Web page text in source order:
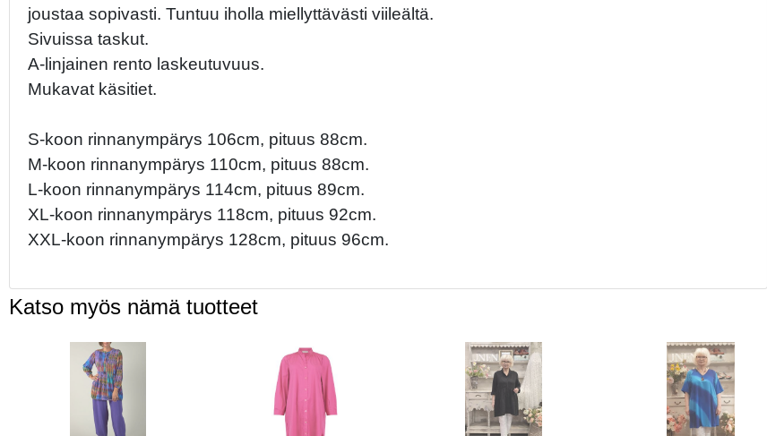
joustaa sopivasti. Tuntuu iholla miellyttävästi viileältä.
Sivuissa taskut.
A-linjainen rento laskeutuvuus.
Mukavat käsitiet.
S-koon rinnanympärys 106cm, pituus 88cm.
M-koon rinnanympärys 110cm, pituus 88cm.
L-koon rinnanympärys 114cm, pituus 89cm.
XL-koon rinnanympärys 118cm, pituus 92cm.
XXL-koon rinnanympärys 128cm, pituus 96cm.
Katso myös nämä tuotteet